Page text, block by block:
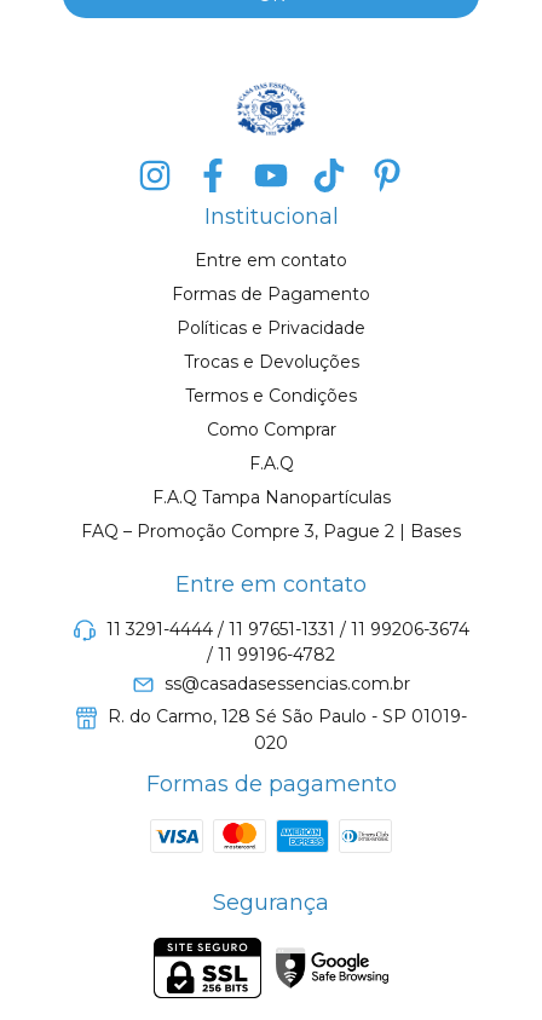
Institucional
Entre em contato
Formas de Pagamento
Políticas e Privacidade
Trocas e Devoluções
Termos e Condições
Como Comprar
F.A.Q
F.A.Q Tampa Nanopartículas
FAQ – Promoção Compre 3, Pague 2 | Bases
Entre em contato
11 3291-4444 / 11 97651-1331 / 11 99206-3674
/ 11 99196-4782
ss@casadasessencias.com.br
R. do Carmo, 128 Sé São Paulo - SP 01019-
020
Formas de pagamento
Segurança